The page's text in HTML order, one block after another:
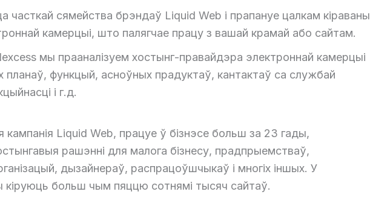
часткай сямейства брэндаў Liquid Web і прапануе цалкам кіраваны
камерцыі, што палягчае працу з вашай крамай або сайтам.
мы прааналізуем хостынг-правайдэра электроннай камерцыі
планаў, функцый, асноўных прадуктаў, кантактаў са службай
і г.д.
кампанія Liquid Web, працуе ў бізнэсе больш за 23 гады,
рашэнні для малога бізнесу, прадпрыемстваў,
дызайнераў, распрацоўшчыкаў і многіх іншых. У
кіруюць больш чым пяццю сотнямі тысяч сайтаў.